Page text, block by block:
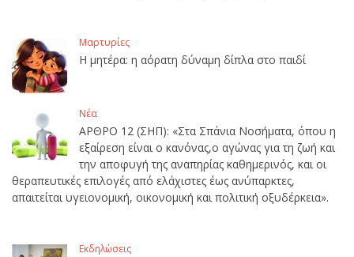
Μαρτυρίες
Η μητέρα: η αόρατη δύναμη δίπλα στο παιδί
Νέα
ΑΡΘΡΟ 12 (ΣΗΠ): «Στα Σπάνια Νοσήματα, όπου η
εξαίρεση είναι ο κανόνας,ο αγώνας για τη ζωή και
την αποφυγή της αναπηρίας καθημερινός, και οι
θεραπευτικές επιλογές από ελάχιστες έως ανύπαρκτες,
απαιτείται υγειονομική, οικονομική και πολιτική οξυδέρκεια».
Εκδηλώσεις